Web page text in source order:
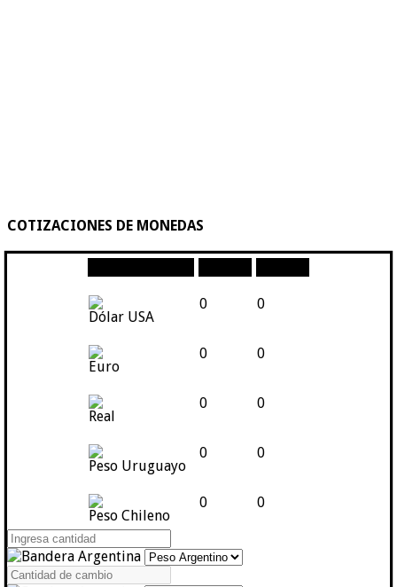
COTIZACIONES DE MONEDAS
Dólar USA
0 0
Euro
0 0
Real
0 0
Peso Uruguayo
0 0
Peso Chileno
0 0